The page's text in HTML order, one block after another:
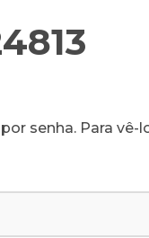
senha. Para vê-